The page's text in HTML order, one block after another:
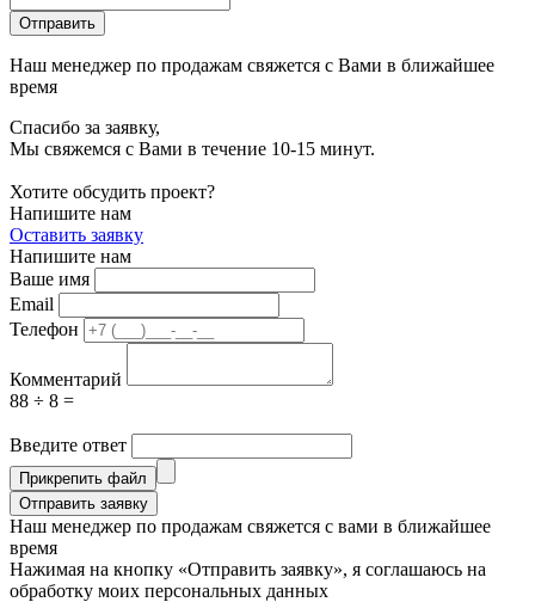
Отправить
Наш менеджер по продажам свяжется с Вами в ближайшее
время
Спасибо за заявку,
Мы свяжемся с Вами в течение 10-15 минут.
Хотите обсудить проект?
Напишите нам
Оставить заявку
Напишите нам
Ваше имя
Email
Телефон
Комментарий
88 ÷ 8 =
Введите ответ
Прикрепить файл
Отправить заявку
Наш менеджер по продажам свяжется с вами в ближайшее
время
Нажимая на кнопку «Отправить заявку», я соглашаюсь на
обработку моих персональных данных